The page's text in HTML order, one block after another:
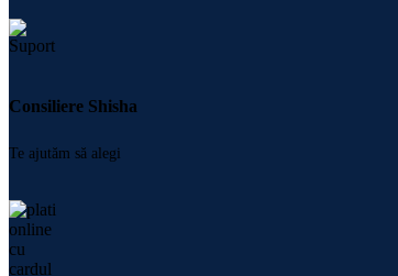
Consiliere Shisha
Te ajutăm să alegi